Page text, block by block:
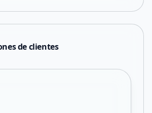
de clientes